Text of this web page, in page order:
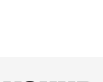
bukan sahaja penting